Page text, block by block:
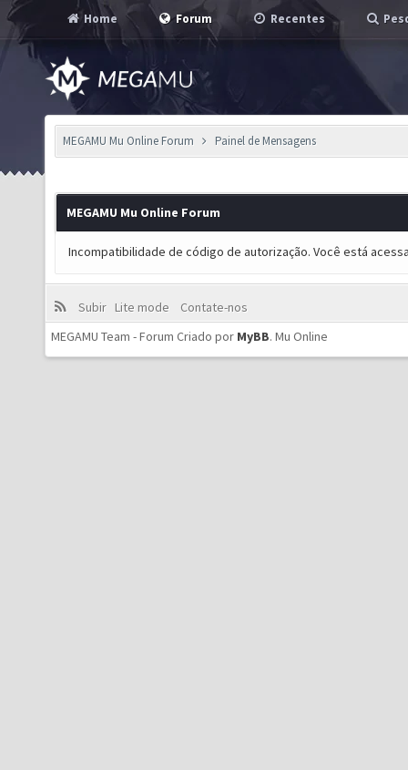
Home Forum Recentes
MEGAMU Mu Online Forum Painel de Mensagens
MEGAMU Mu Online Forum
Incompatibilidade de código de autorização. Você está
Subir Lite mode
Contate-nos
MEGAMU Team - Forum Criado por MyBB. Mu Online